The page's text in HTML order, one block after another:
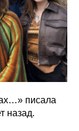
писала
назад.